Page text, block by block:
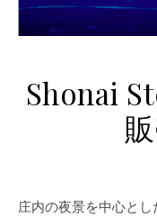
Shonai
庄内の夜景を中心としたカレンダーを、鶴岡Space Stationさ